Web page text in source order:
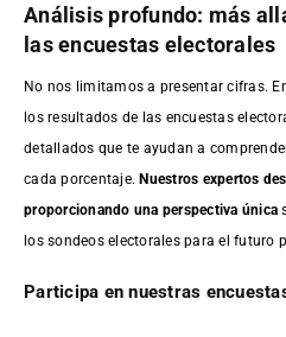
Análisis profundo: más
las encuestas electorales
No nos limitamos a presentar cifras.
los resultados de las encuestas
detallados que te ayudan a
cada porcentaje.Nuestros expertos
proporcionando una perspectiva única
los sondeos electorales para el futuro
Participa en nuestras